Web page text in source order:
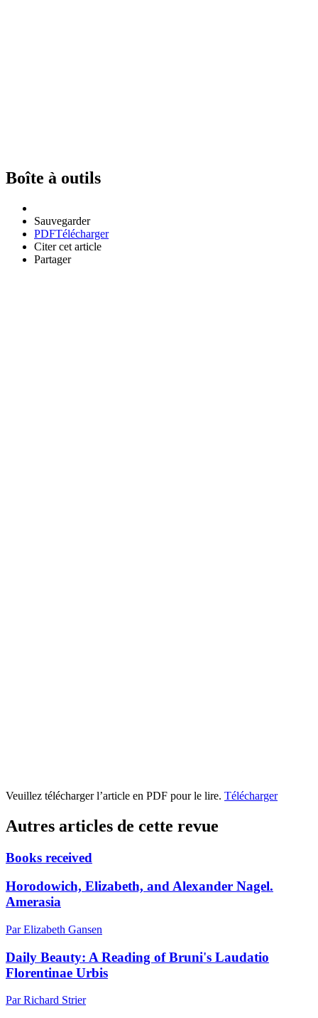
Boîte à outils
Sauvegarder
PDFTélécharger
Citer cet article
Partager
Veuillez télécharger l’article en PDF pour le lire. Télécharger
Autres articles de cette revue
Books received
Horodowich, Elizabeth, and Alexander Nagel.
Amerasia
Par Elizabeth Gansen
Daily Beauty: A Reading of Bruni's Laudatio
Florentinae Urbis
Par Richard Strier